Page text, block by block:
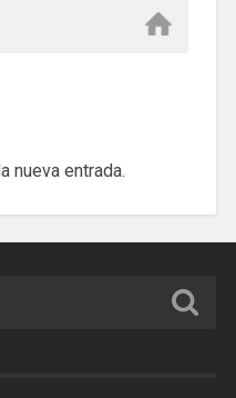
nueva entrada.